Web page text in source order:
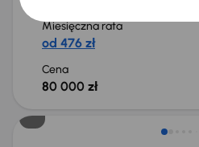
Miesięczna rata
od 476 zł
Cena
80 000 zł
Taniej o 2 000 zł